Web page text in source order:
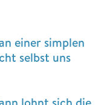
einer simplen
selbst uns